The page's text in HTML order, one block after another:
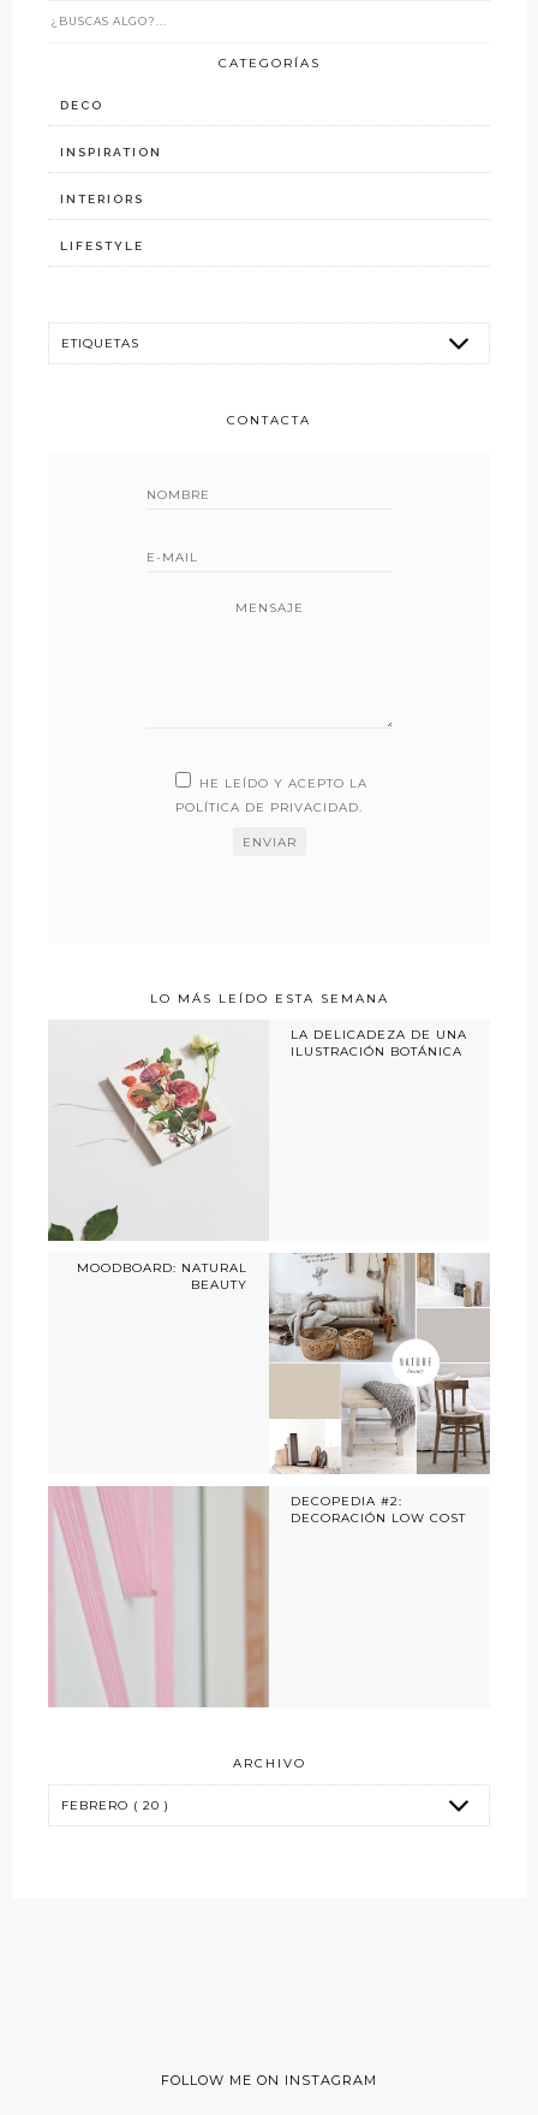
CATEGORÍAS
DECO
INSPIRATION
INTERIORS
LIFESTYLE
CONTACTA
MENSAJE
HE LEÍDO Y ACEPTO LA
POLÍTICA DE PRIVACIDAD.
LO MÁS LEÍDO ESTA SEMANA
LA DELICADEZA DE UNA
ILUSTRACIÓN BOTÁNICA
MOODBOARD: NATURAL
BEAUTY
DECOPEDIA #2:
DECORACIÓN LOW COST
ARCHIVO
FOLLOW ME ON INSTAGRAM